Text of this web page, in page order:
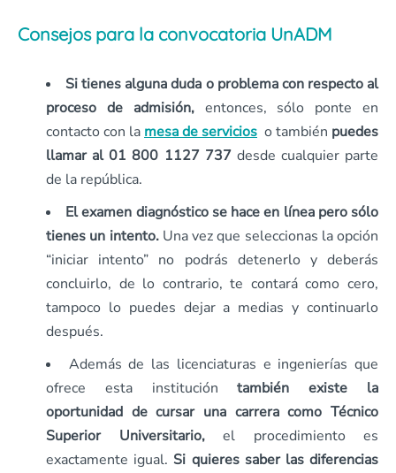
Consejos para la convocatoria UnADM
Si tienes alguna duda o problema con respecto al
proceso de admisión,entonces, sólo ponte en
contacto con la mesa de servicios o también puedes
llamar al 01 800 1127 737desde cualquier parte
de la república.
El examen diagnóstico se hace en línea pero sólo
tienes un intento.Una vez que seleccionas la opción
“iniciar intento” no podrás detenerlo y deberás
concluirlo, de lo contrario, te contará como cero,
tampoco lo puedes dejar a medias y continuarlo
después.
Además de las licenciaturas e ingenierías que
ofrece esta institucióntambién existe la
oportunidad de cursar una carrera como Técnico
Superior Universitario,el procedimiento es
exactamente igual. Si quieres saber las diferencias